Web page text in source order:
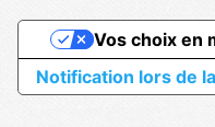
Notification lors de
Vos choix en